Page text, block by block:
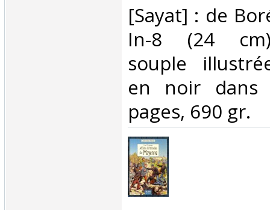
‎[Sayat] : de
In-8 (24
souple
en noir dans
pages, 690 gr. ‎